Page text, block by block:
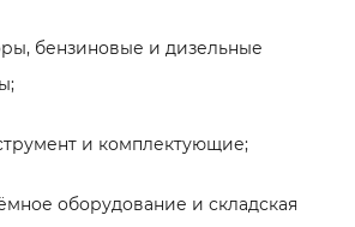
бензиновые и дизельные
и комплектующие;
оборудование и складская